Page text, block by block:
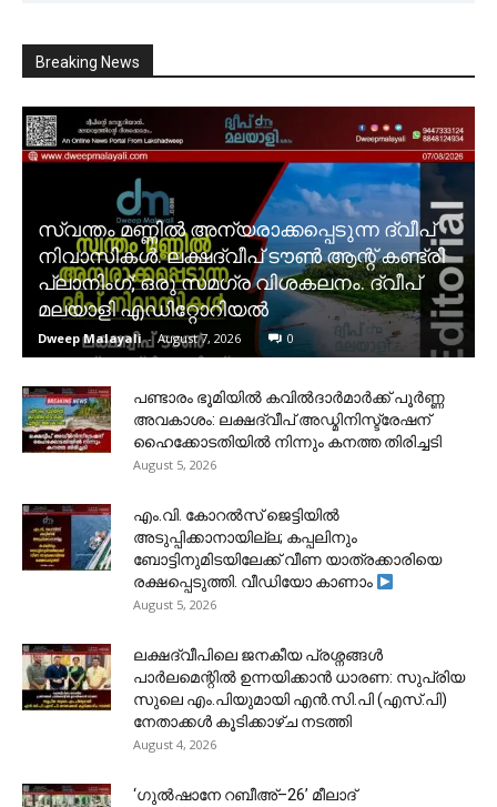
Breaking News
സ്വന്തം മണ്ണിൽ അന്യരാക്കപ്പെടുന്ന ദ്വീപ്
നിവാസികൾ. ലക്ഷദ്വീപ് ടൗൺ ആന്റ് കണ്ട്രി
പ്ലാനിംഗ്; ഒരു സമഗ്ര വിശകലനം. ദ്വീപ്
മലയാളി എഡിറ്റോറിയൽ
Dweep Malayali - August 7, 2026 0
പണ്ടാരം ഭൂമിയിൽ കവിൽദാർമാർക്ക് പൂർണ്ണ
അവകാശം: ലക്ഷദ്വീപ് അഡ്മിനിസ്ട്രേഷന്
ഹൈക്കോടതിയിൽ നിന്നും കനത്ത തിരിച്ചടി
August 5, 2026
​എം.വി. കോറൽസ് ജെട്ടിയിൽ
അടുപ്പിക്കാനായില്ല; കപ്പലിനും
ബോട്ടിനുമിടയിലേക്ക് വീണ യാത്രക്കാരിയെ
രക്ഷപ്പെടുത്തി. വീഡിയോ കാണാം
August 5, 2026
ലക്ഷദ്വീപിലെ ജനകീയ പ്രശ്നങ്ങൾ
പാർലമെന്റിൽ ഉന്നയിക്കാൻ ധാരണ: സുപ്രിയ
സുലെ എം.പിയുമായി എൻ.സി.പി (എസ്.പി)
നേതാക്കൾ കൂടിക്കാഴ്ച നടത്തി
August 4, 2026
‘ഗുൽഷാനേ റബീഅ്–26’ മീലാദ്